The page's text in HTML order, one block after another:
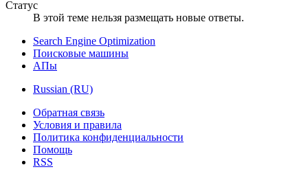
Статус
В этой теме нельзя размещать новые ответы.
Search Engine Optimization
Поисковые машины
АПы
Russian (RU)
Обратная связь
Условия и правила
Политика конфиденциальности
Помощь
RSS